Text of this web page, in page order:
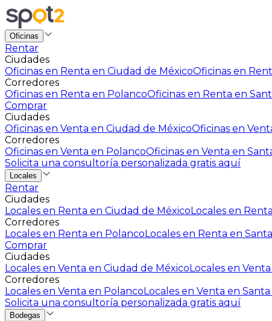
Oficinas
Rentar
Ciudades
Oficinas en Renta en Ciudad de MéxicoOficinas en
Corredores
Oficinas en Renta en PolancoOficinas en Renta en
Comprar
Ciudades
Oficinas en Venta en Ciudad de MéxicoOficinas en
Corredores
Oficinas en Venta en PolancoOficinas en Venta en
Solicita una consultoría personalizada gratis aquí
Locales
Rentar
Ciudades
Locales en Renta en Ciudad de MéxicoLocales en
Corredores
Locales en Renta en PolancoLocales en Renta en
Comprar
Ciudades
Locales en Venta en Ciudad de MéxicoLocales en
Corredores
Locales en Venta en PolancoLocales en Venta en Santa
Solicita una consultoría personalizada gratis aquí
Bodegas